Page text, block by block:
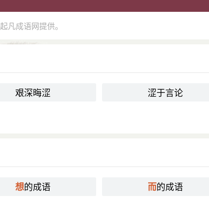
凡成语网提供。
艰深晦涩
涩于言论
想的成语 而的成语